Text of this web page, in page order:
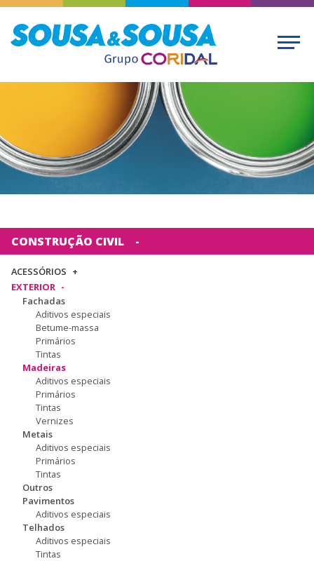
CONSTRUÇÃO CIVIL
ACESSÓRIOS
EXTERIOR
Fachadas
Aditivos especiais
Betume-massa
Primários
Tintas
Madeiras
Aditivos especiais
Primários
Tintas
Vernizes
Metais
Aditivos especiais
Primários
Tintas
Outros
Pavimentos
Aditivos especiais
Telhados
Aditivos especiais
Tintas